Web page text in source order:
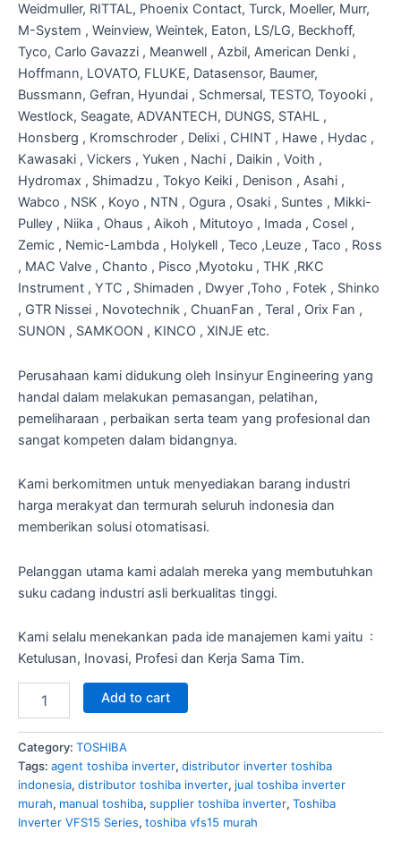
Weidmuller, RITTAL, Phoenix Contact, Turck, Moeller, Murr,
M-System , Weinview, Weintek, Eaton, LS/LG, Beckhoff,
Tyco, Carlo Gavazzi , Meanwell , Azbil, American Denki ,
Hoffmann, LOVATO, FLUKE, Datasensor, Baumer,
Bussmann, Gefran, Hyundai , Schmersal, TESTO, Toyooki ,
Westlock, Seagate, ADVANTECH, DUNGS, STAHL ,
Honsberg , Kromschroder , Delixi , CHINT , Hawe , Hydac ,
Kawasaki , Vickers , Yuken , Nachi , Daikin , Voith ,
Hydromax , Shimadzu , Tokyo Keiki , Denison , Asahi ,
Wabco , NSK , Koyo , NTN , Ogura , Osaki , Suntes , Mikki-
Pulley , Niika , Ohaus , Aikoh , Mitutoyo , Imada , Cosel ,
Zemic , Nemic-Lambda , Holykell , Teco ,Leuze , Taco , Ross
, MAC Valve , Chanto , Pisco ,Myotoku , THK ,RKC
Instrument , YTC , Shimaden , Dwyer ,Toho , Fotek , Shinko
, GTR Nissei , Novotechnik , ChuanFan , Teral , Orix Fan ,
SUNON , SAMKOON , KINCO , XINJE etc.
Perusahaan kami didukung oleh Insinyur Engineering yang
handal dalam melakukan pemasangan, pelatihan,
pemeliharaan , perbaikan serta team yang profesional dan
sangat kompeten dalam bidangnya.
Kami berkomitmen untuk menyediakan barang industri
harga merakyat dan termurah seluruh indonesia dan
memberikan solusi otomatisasi.
Pelanggan utama kami adalah mereka yang membutuhkan
suku cadang industri asli berkualitas tinggi.
Kami selalu menekankan pada ide manajemen kami yaitu :
Ketulusan, Inovasi, Profesi dan Kerja Sama Tim.
Add to cart
Category: TOSHIBA
Tags: agent toshiba inverter, distributor inverter toshiba
indonesia, distributor toshiba inverter, jual toshiba inverter
murah, manual toshiba, supplier toshiba inverter, Toshiba
Inverter VFS15 Series, toshiba vfs15 murah